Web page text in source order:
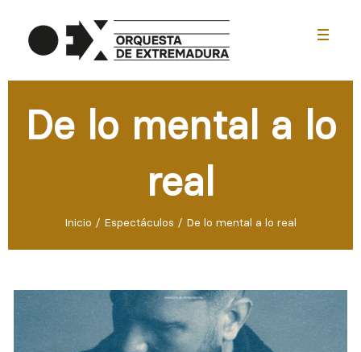
De lo mental a lo
real
Inicio / Espectáculos / De lo mental a lo real